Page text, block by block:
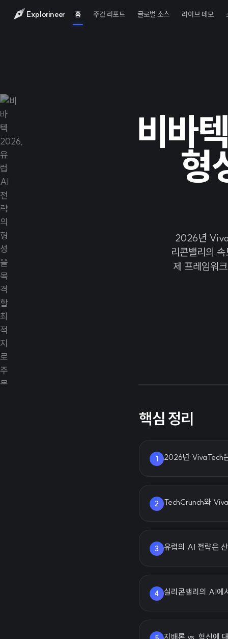
Explorineer 홈 주간 리포트 글로벌 소스 라이브 데모
비바
형
2026년
리콘밸리의
제 프레임워
핵심 정리
1 2026년 VivaTech
2 TechCrunch와
3 유럽의 AI 전략은
4 실리콘밸리의 AI에
지배론 vs. 혁신에